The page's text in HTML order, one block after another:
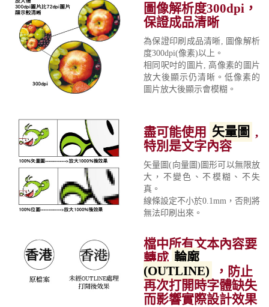
圖像解析度300dpi，
保證成品清晰
為保證印刷成品清晰, 圖像解析
度300dpi(像素)以上。
相同呎吋的圖片, 高像素的圖片
放大後顯示仍清晰。低像素的
圖片放大後顯示會模糊。
盡可能使用 矢量圖 ,
特別是文字內容
矢量圖(向量圖)圖形可以無限放
大，不變色、不模糊、不失
真。
線條設定不小於0.1mm，否則將
無法印刷出來。
檔中所有文本內容要
轉成 輪廓
(OUTLINE)
，防止
再次打開時字體缺失
而影響實際設計效果